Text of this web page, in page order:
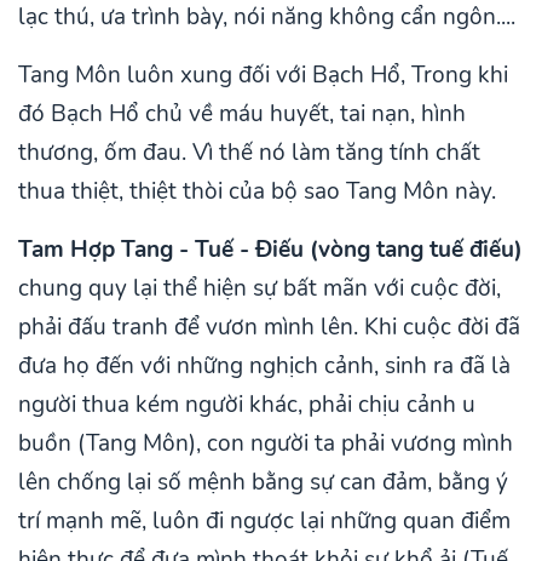
lạc thú, ưa trình bày, nói năng không cẩn ngôn....
Tang Môn luôn xung đối với Bạch Hổ, Trong khi
đó Bạch Hổ chủ về máu huyết, tai nạn, hình
thương, ốm đau. Vì thế nó làm tăng tính chất
thua thiệt, thiệt thòi của bộ sao Tang Môn này.
Tam Hợp Tang - Tuế - Điếu (vòng tang tuế điếu)
chung quy lại thể hiện sự bất mãn với cuộc đời,
phải đấu tranh để vươn mình lên. Khi cuộc đời đã
đưa họ đến với những nghịch cảnh, sinh ra đã là
người thua kém người khác, phải chịu cảnh u
buồn (Tang Môn), con người ta phải vương mình
lên chống lại số mệnh bằng sự can đảm, bằng ý
trí mạnh mẽ, luôn đi ngược lại những quan điểm